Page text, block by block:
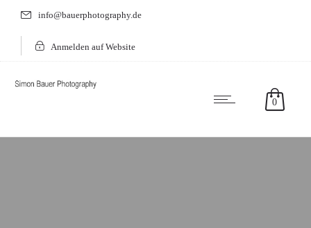
info@bauerphotography.de
Anmelden auf Website
0